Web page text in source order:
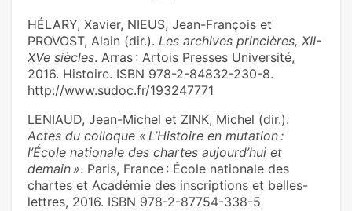
HÉLARY, Xavier, NIEUS, Jean-François et
PROVOST, Alain (dir.). Les archives princières, XII-
XVe siècles. Arras : Artois Presses Université,
2016. Histoire. ISBN 978-2-84832-230-8.
http://www.sudoc.fr/193247771
LENIAUD, Jean-Michel et ZINK, Michel (dir.).
Actes du colloque « L’Histoire en mutation :
l’École nationale des chartes aujourd’hui et
demain ». Paris, France : École nationale des
chartes et Académie des inscriptions et belles-
lettres, 2016. ISBN 978-2-87754-338-5